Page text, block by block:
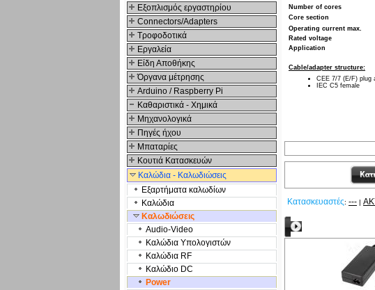
Εξοπλισμός εργαστηρίου
Connectors/Adapters
Τροφοδοτικά
Εργαλεία
Είδη Αποθήκης
Όργανα μέτρησης
Arduino / Raspberry Pi
Καθαριστικά - Χημικά
Μηχανολογικά
Πηγές ήχου
Μπαταρίες
Κουτιά Κατασκευών
Καλώδια - Καλωδιώσεις
Εξαρτήματα καλωδίων
Καλώδια
Καλωδιώσεις
Audio-Video
Καλώδια Υπολογιστών
Καλώδια RF
Καλώδιο DC
Power
Number of cores
Core section
Operating current max.
Rated voltage
Application
Cable/adapter structure:
CEE 7/7 (E/F) plug
IEC C5 female
Κατασκευαστές: --- |